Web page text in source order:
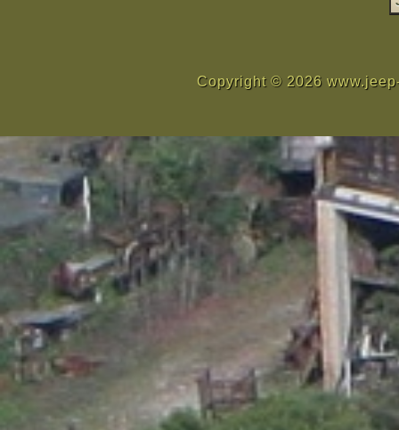
Copyright © 2026